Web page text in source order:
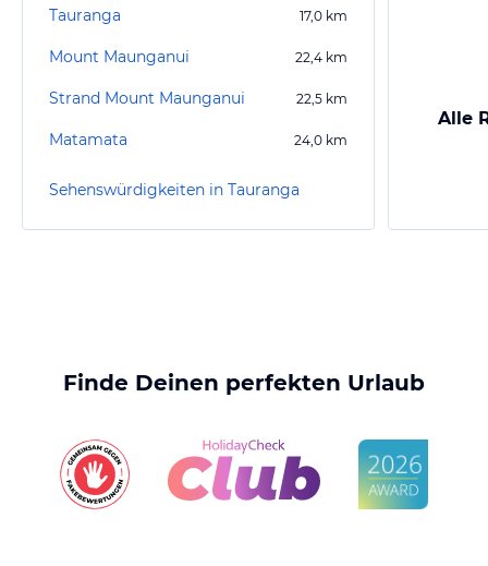
Tauranga 17,0 km
Mount Maunganui 22,4 km
Strand Mount Maunganui 22,5 km
Matamata 24,0 km
Sehenswürdigkeiten in Tauranga
Alle
Finde Deinen perfekten Urlaub